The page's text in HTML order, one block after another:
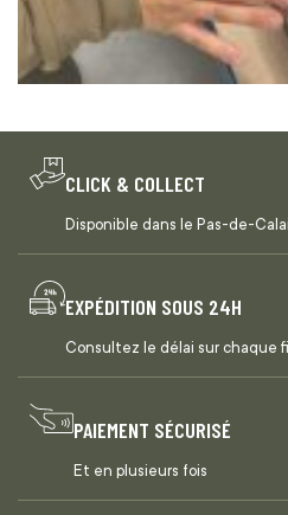
CLICK & COLLECT
Disponible dans le Pas-de-
EXPÉDITION SOUS 24H
Consultez le délai sur chaque
PAIEMENT SÉCURISÉ
Et en plusieurs fois